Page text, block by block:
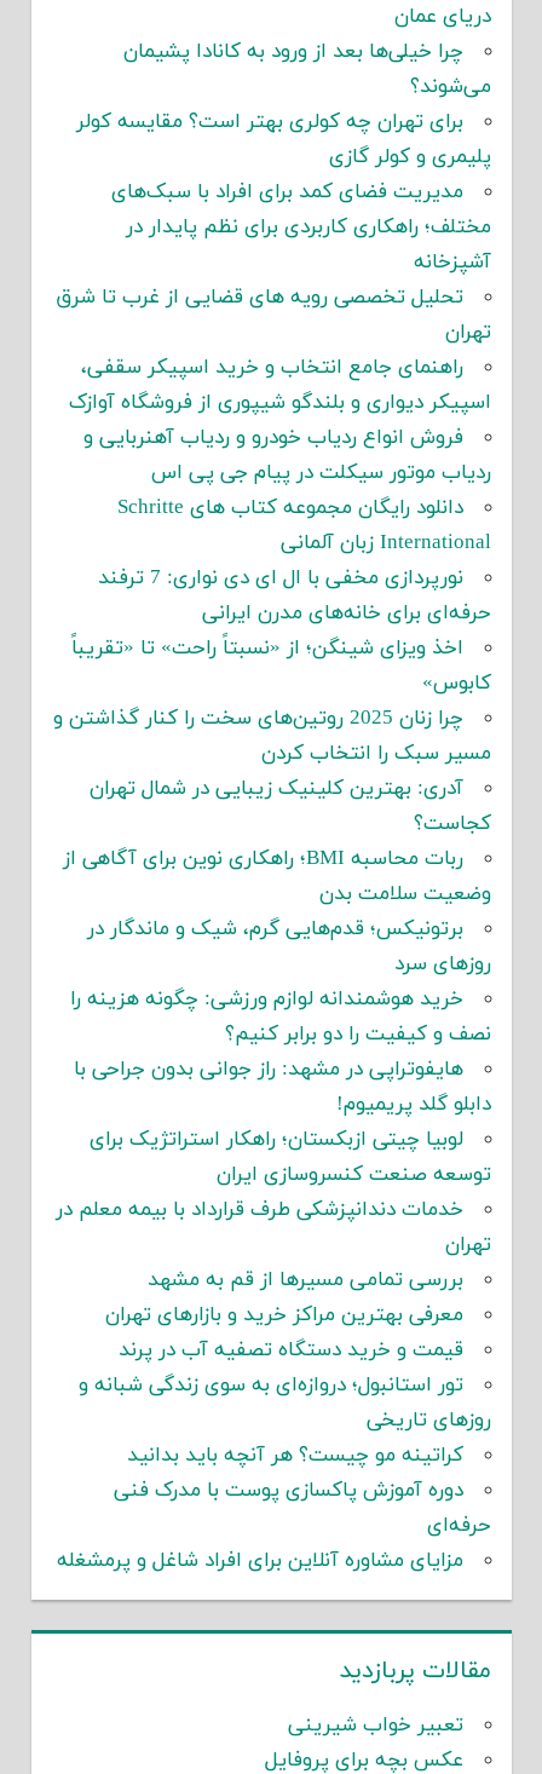
دریای عمان
چرا خیلی‌ها بعد از ورود به کانادا پشیمان
می‌شوند؟
برای تهران چه کولری بهتر است؟ مقایسه کولر
پلیمری و کولر گازی
مدیریت فضای کمد برای افراد با سبک‌های
مختلف؛ راهکاری کاربردی برای نظم پایدار در
آشپزخانه
تحلیل تخصصی رویه های قضایی از غرب تا شرق
تهران
راهنمای جامع انتخاب و خرید اسپیکر سقفی،
اسپیکر دیواری و بلندگو شیپوری از فروشگاه آوازک
فروش انواع ردیاب خودرو و ردیاب آهنربایی و
ردیاب موتور سیکلت در پیام جی پی اس
دانلود رایگان مجموعه کتاب های Schritte
International زبان آلمانی
نورپردازی مخفی با ال ای دی نواری: 7 ترفند
حرفه‌ای برای خانه‌های مدرن ایرانی
اخذ ویزای شینگن؛ از «نسبتاً راحت» تا «تقریباً
کابوس»
چرا زنان 2025 روتین‌های سخت را کنار گذاشتن و
مسیر سبک را انتخاب کردن
آدری: بهترین کلینیک زیبایی در شمال تهران
کجاست؟
ربات محاسبه BMI؛ راهکاری نوین برای آگاهی از
وضعیت سلامت بدن
برتونیکس؛ قدم‌هایی گرم، شیک و ماندگار در
روزهای سرد
خرید هوشمندانه لوازم ورزشی: چگونه هزینه را
نصف و کیفیت را دو برابر کنیم؟
هایفوتراپی در مشهد: راز جوانی بدون جراحی با
دابلو گلد پریمیوم!
لوبیا چیتی ازبکستان؛ راهکار استراتژیک برای
توسعه صنعت کنسروسازی ایران
خدمات دندانپزشکی طرف قرارداد با بیمه معلم در
تهران
بررسی تمامی مسیرها از قم به مشهد
معرفی بهترین مراکز خرید و بازارهای تهران
قیمت و خرید دستگاه تصفیه آب در پرند
تور استانبول؛ دروازه‌ای به سوی زندگی شبانه و
روزهای تاریخی
کراتینه مو چیست؟ هر آنچه باید بدانید
دوره آموزش پاکسازی پوست با مدرک فنی
حرفه‌ای
مزایای مشاوره آنلاین برای افراد شاغل و پرمشغله
مقالات پربازدید
تعبیر خواب شیرینی
عکس بچه برای پروفایل